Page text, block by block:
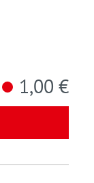
1,00 €